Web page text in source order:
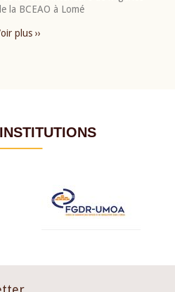
la BCEAO à Lomé
plus ››